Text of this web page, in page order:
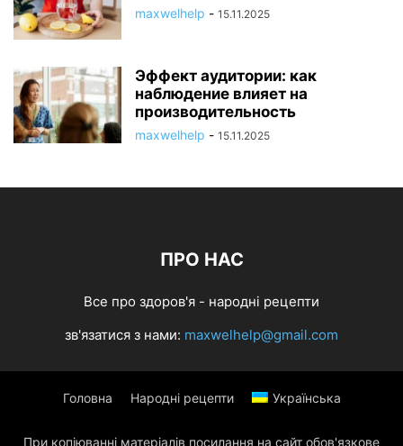
maxwelhelp - 15.11.2025
Эффект аудитории: как
наблюдение влияет на
производительность
maxwelhelp - 15.11.2025
ПРО НАС
Все про здоров'я - народні рецепти
зв'язатися з нами: maxwelhelp@gmail.com
Головна Народні рецепти Українська
При копіюванні матеріалів посилання на сайт обов'язкове